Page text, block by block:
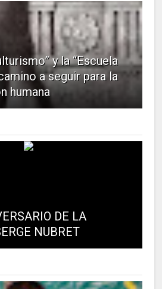
y la “Escuela
a seguir para la
humana
DE LA
NUBRET